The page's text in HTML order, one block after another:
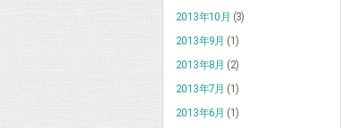
2013年10月 (3)
2013年9月 (1)
2013年8月 (2)
2013年7月 (1)
2013年6月 (1)